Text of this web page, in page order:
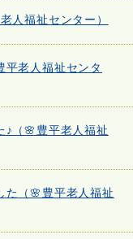
人福祉センター）
平老人福祉センタ
（🌸豊平老人福祉
た（🌸豊平老人福祉